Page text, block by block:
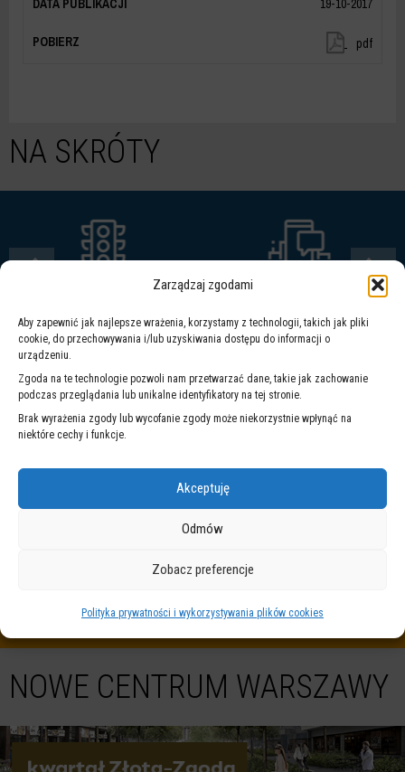
Zarządzaj zgodami
Aby zapewnić jak najlepsze wrażenia, korzystamy z technologii, takich jak pliki
cookie, do przechowywania i/lub uzyskiwania dostępu do informacji o
urządzeniu.
Zgoda na te technologie pozwoli nam przetwarzać dane, takie jak zachowanie
podczas przeglądania lub unikalne identyfikatory na tej stronie.
Brak wyrażenia zgody lub wycofanie zgody może niekorzystnie wpłynąć na
niektóre cechy i funkcje.
Akceptuję
Odmów
Zobacz preferencje
Polityka prywatności i wykorzystywania plików cookies
19-10-2017
pdf
NA SKRÓTY
SYSTEM
ZARZĄDZANIA
SYSTEM
POWIADOMIEŃ
WARSZAWA 19115
NOWE CENTRUM WARSZAWY